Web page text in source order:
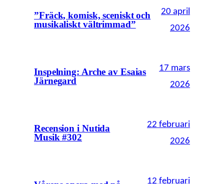
”Fräck, komisk, sceniskt och
musikaliskt vältrimmad”
20 april
2026
Inspelning: Arche av Esaias
Järnegard
17 mars
2026
Recension i Nutida
Musik #302
22 februari
2026
12 februari